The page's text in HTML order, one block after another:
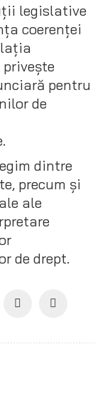
legislative
coerenței
privește
pentru
de
dintre
precum și
ale
de drept.